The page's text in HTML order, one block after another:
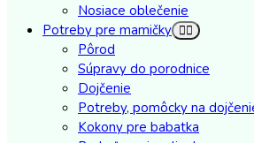
Nosiace oblečenie
Potreby pre mamičky
Pôrod
Súpravy do porodnice
Dojčenie
Potreby, pomôcky na
Kokony pre babatka